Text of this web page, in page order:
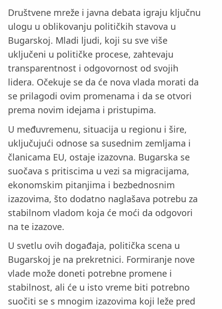
Društvene mreže i javna debata igraju ključnu
ulogu u oblikovanju političkih stavova u
Bugarskoj. Mladi ljudi, koji su sve više
uključeni u političke procese, zahtevaju
transparentnost i odgovornost od svojih
lidera. Očekuje se da će nova vlada morati da
se prilagodi ovim promenama i da se otvori
prema novim idejama i pristupima.
U međuvremenu, situacija u regionu i šire,
uključujući odnose sa susednim zemljama i
članicama EU, ostaje izazovna. Bugarska se
suočava s pritiscima u vezi sa migracijama,
ekonomskim pitanjima i bezbednosnim
izazovima, što dodatno naglašava potrebu za
stabilnom vladom koja će moći da odgovori
na te izazove.
U svetlu ovih događaja, politička scena u
Bugarskoj je na prekretnici. Formiranje nove
vlade može doneti potrebne promene i
stabilnost, ali će u isto vreme biti potrebno
suočiti se s mnogim izazovima koji leže pred